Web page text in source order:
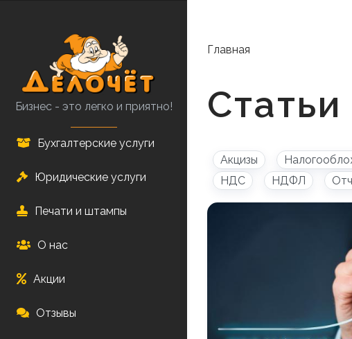
содержанию
Бизнес - это легко и приятно!
Бухгалтерские услуги
Юридические услуги
Печати и штампы
О нас
Акции
Отзывы
Главная
Статьи
Акцизы
НДС
НДФЛ